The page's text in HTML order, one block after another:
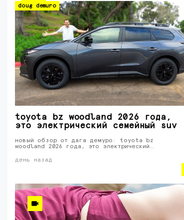
doug demuro
toyota bz woodland 2026 года,
это электрический семейный suv
новый обзор от дага демуро: toyota bz
woodland 2026 года, это электрический…
день назад